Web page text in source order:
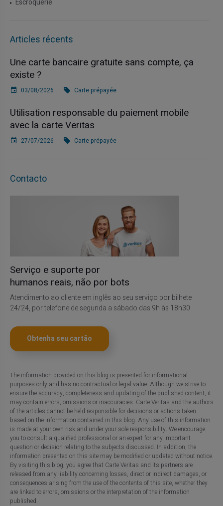
Escroquerie
Articles récents
Une carte bancaire gratuite sans compte, ça
existe ?
03/08/2026 Carte prépayée
Utilisation responsable du paiement mobile
avec la carte Veritas
27/07/2026 Carte prépayée
Contacto
Serviço e suporte por
humanos reais, não por bots
Atendimento ao cliente em inglês ao seu serviço por bilhete
24/24, por telefone de segunda a sábado das 9h às 18h30
Obtenha seu cartão
The information provided on this blog is presented for informational
purposes only and has no contractual or legal value. Although we strive to
ensure the accuracy, completeness and updating of the published content, it
may contain errors, omissions or inaccuracies. Carte Veritas and the authors
of the articles cannot be held responsible for decisions or actions taken
based on the information contained in this blog. Any use of this information
is made at your own risk and under your sole responsibility. We encourage
you to consult a qualified professional or an expert for any important
question or decision relating to the subjects discussed. In addition, the
information presented on this site may be modified or updated without notice.
By visiting this blog, you agree that Carte Veritas and its partners are
released from any liability concerning losses, direct or indirect damages, or
consequences arising from the use of the contents of this site, whether they
are linked to errors, omissions or the interpretation of the information
published.